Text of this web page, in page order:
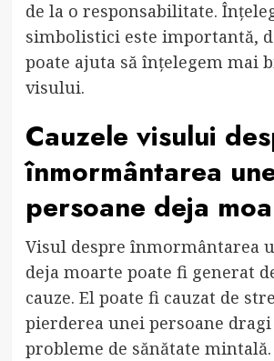
de la o responsabilitate.
simbolistici este importantă,
poate ajuta să înțelegem mai
visului.
Cauzele visului
înmormântarea
persoane deja
Visul despre înmormântarea
deja moarte poate fi generat
cauze. El poate fi cauzat de
pierderea unei persoane dragi
probleme de sănătate